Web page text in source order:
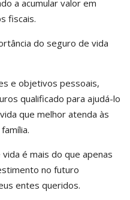
a acumular valor em
fiscais.
do seguro de vida
e objetivos pessoais,
qualificado para ajudá-lo
que melhor atenda às
é mais do que apenas
no futuro
entes queridos.